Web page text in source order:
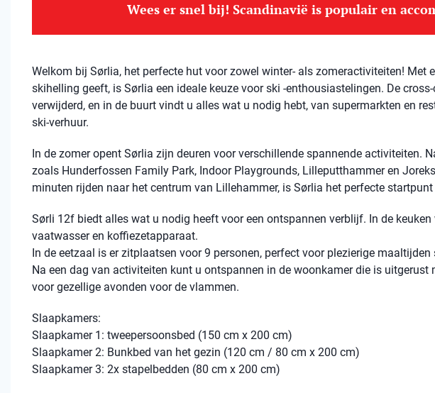
Wees er snel bij! Scandinavië is populair en
Welkom bij Sørlia, het perfecte hut voor zowel winter- als zomeractiviteiten! Met
skihelling geeft, is Sørlia een ideale keuze voor ski -enthousiastelingen. De
verwijderd, en in de buurt vindt u alles wat u nodig hebt, van supermarkten en
ski-verhuur.
In de zomer opent Sørlia zijn deuren voor verschillende spannende activiteiten.
zoals Hunderfossen Family Park, Indoor Playgrounds, Lilleputthammer en
minuten rijden naar het centrum van Lillehammer, is Sørlia het perfecte
Sørli 12f biedt alles wat u nodig heeft voor een ontspannen verblijf. In de
vaatwasser en koffiezetapparaat.
In de eetzaal is er zitplaatsen voor 9 personen, perfect voor plezierige maaltijden
Na een dag van activiteiten kunt u ontspannen in de woonkamer die is uitgerust
voor gezellige avonden voor de vlammen.
Slaapkamers:
Slaapkamer 1: tweepersoonsbed (150 cm x 200 cm)
Slaapkamer 2: Bunkbed van het gezin (120 cm / 80 cm x 200 cm)
Slaapkamer 3: 2x stapelbedden (80 cm x 200 cm)